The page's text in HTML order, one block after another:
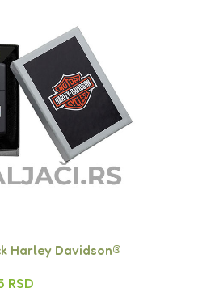
Harley Davidson®
RSD